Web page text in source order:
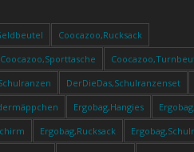
Coocazoo,Rucksack
Coocazoo,Sporttasche
DerDieDas,Schulranzenset
Ergobag,Hangies
Ergobag,Rucksack